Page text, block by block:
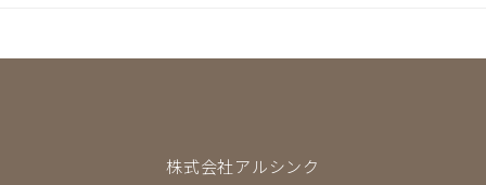
株式会社アルシンク